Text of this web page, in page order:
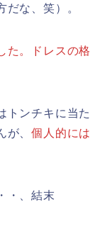
な、笑）。
た。ドレスの格
トンチキに当た
が、個人的には
・、結末